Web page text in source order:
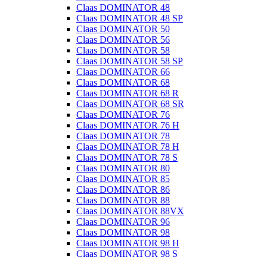
Claas DOMINATOR 48
Claas DOMINATOR 48 SP
Claas DOMINATOR 50
Claas DOMINATOR 56
Claas DOMINATOR 58
Claas DOMINATOR 58 SP
Claas DOMINATOR 66
Claas DOMINATOR 68
Claas DOMINATOR 68 R
Claas DOMINATOR 68 SR
Claas DOMINATOR 76
Claas DOMINATOR 76 H
Claas DOMINATOR 78
Claas DOMINATOR 78 H
Claas DOMINATOR 78 S
Claas DOMINATOR 80
Claas DOMINATOR 85
Claas DOMINATOR 86
Claas DOMINATOR 88
Claas DOMINATOR 88VX
Claas DOMINATOR 96
Claas DOMINATOR 98
Claas DOMINATOR 98 H
Claas DOMINATOR 98 S